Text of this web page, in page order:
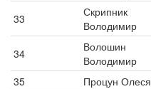
33
Скрипник
Володимир
34
Волошин
Володимир
35
Процун Олеся